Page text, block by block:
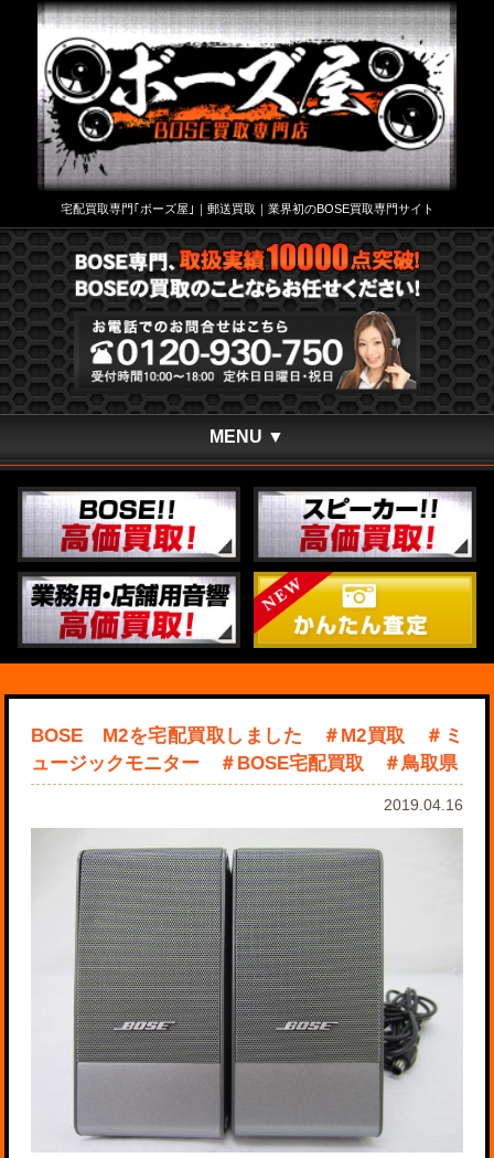
宅配買取専門｢ボーズ屋｣｜郵送買取｜業界初のBOSE買取専門サイト
MENU ▼
BOSE M2を宅配買取しました ＃M2買取 ＃ミ
ュージックモニター ＃BOSE宅配買取 ＃鳥取県
2019.04.16